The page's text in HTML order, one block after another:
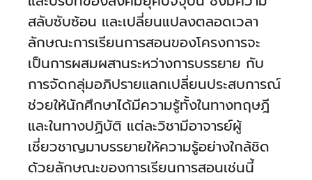
สลับซับซ้อน และเปลี่ยนแปลงตลอดเวลา
ลักษณะการเรียนการสอนของโครงการจะ
เป็นการผสมผสานระหว่างการบรรยาย กับ
การจัดกลุ่มอภิปรายแลกเปลี่ยนประสบการณ์
ช่วยให้นักศึกษาได้มีความรู้ทั้งในทางทฤษฎี
และในทางปฏิบัติ แต่ละวิชามีอาจารย์ผู้
เชี่ยวชาญมาบรรยายให้ความรู้อย่างใกล้ชิด
ด้วยลักษณะของการเรียนการสอนเช่นนี้